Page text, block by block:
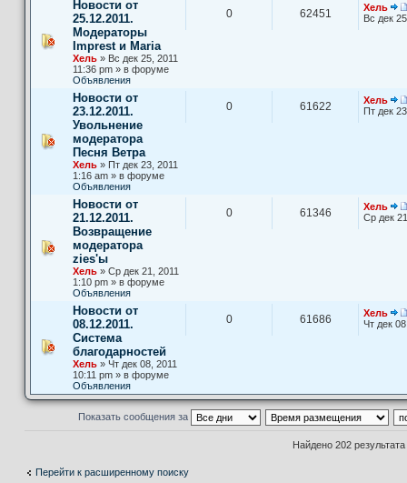
Новости от
25.12.2011.
Модераторы
Imprest и Maria
Хель » Вс дек 25, 2011
11:36 pm » в форуме
Объявления
0 62451
Хель
Вс дек
Новости от
23.12.2011.
Увольнение
модератора
Песня Ветра
Хель » Пт дек 23, 2011
1:16 am » в форуме
Объявления
0 61622
Хель
Пт дек
Новости от
21.12.2011.
Возвращение
модератора
zies'ы
Хель » Ср дек 21, 2011
1:10 pm » в форуме
Объявления
0 61346
Хель
Ср дек
Новости от
08.12.2011.
Система
благодарностей
Хель » Чт дек 08, 2011
10:11 pm » в форуме
Объявления
0 61686
Хель
Чт дек
Показать сообщения за
Найдено 202 результата
Перейти к расширенному поиску